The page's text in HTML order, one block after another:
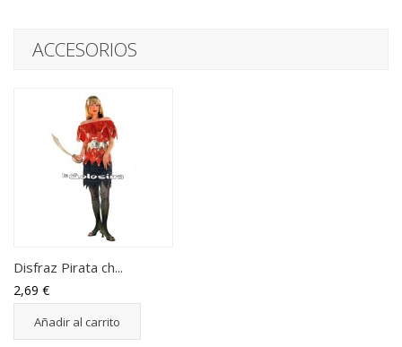
ACCESORIOS
Disfraz Pirata ch...
2,69 €
Añadir al carrito